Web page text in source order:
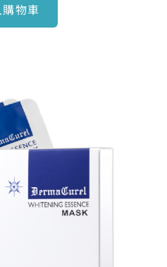
物車
始
價
格：
NT$1,200。NT$900。